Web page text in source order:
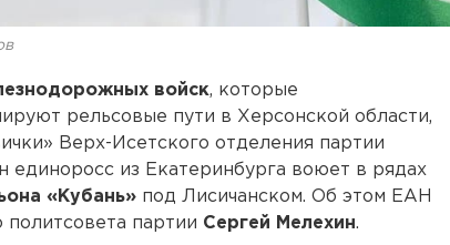
войск, которые
рельсовые пути в Херсонской области,
Верх-Исетского отделения партии
единоросс из Екатеринбурга воюет в рядах
«Кубань» под Лисичанском. Об этом ЕАН
политсовета партии Сергей Мелехин.